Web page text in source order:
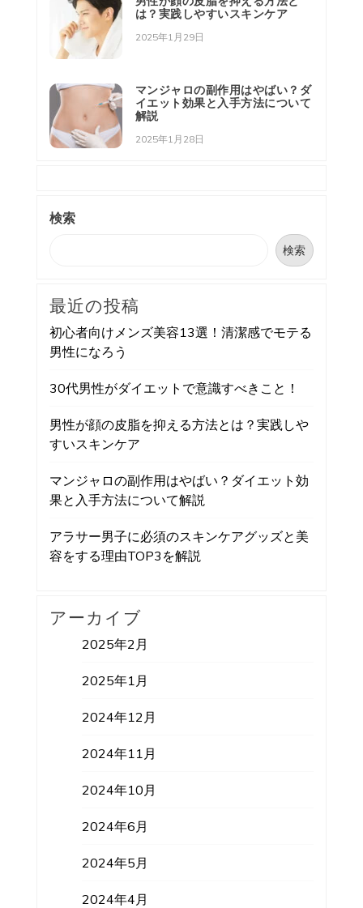
は？実践しやすいスキンケア
2025年1月29日
マンジャロの副作用はやばい？ダ
イエット効果と入手方法について
解説
2025年1月28日
検索
検索
最近の投稿
初心者向けメンズ美容13選！清潔感でモテる
男性になろう
30代男性がダイエットで意識すべきこと！
男性が顔の皮脂を抑える方法とは？実践しや
すいスキンケア
マンジャロの副作用はやばい？ダイエット効
果と入手方法について解説
アラサー男子に必須のスキンケアグッズと美
容をする理由TOP3を解説
アーカイブ
2025年2月
2025年1月
2024年12月
2024年11月
2024年10月
2024年6月
2024年5月
2024年4月